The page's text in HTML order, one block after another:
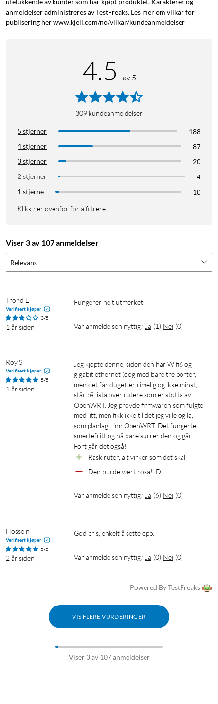
og iOS). Appen kan også brukes til foreldrekontroll,
enhetsprioritering og gjestetilgang. Støtte for sikre
tilkoblinger med WPA, WPA2-personal og WPA/WPA2-
Utstyrt med fire eksterne antenner med beamforming, 4-
porters switch (1 Gb/s, UTP) og en USB-port. Dual-core-
prosessor (4 VPE) med 256 MB arbeidsminne. Konfigureres
via webgrensesnitt eller medfølgende app (iOS og Android).
Aimesh AiProtection Beamforming
anmeldelser administreres av TestFreaks. Les mer om vilkår for
publisering her www.kjell.com/no/vilkar/kundeanmeldelser
4.5 av 5
309 kundeanmeldelser
5 stjerner
188
4 stjerner
87
3 stjerner
20
2 stjerner
4
1 stjerne
10
Klikk her ovenfor for å filtrere
Viser 3 av 107 anmeldelser
Relevans
Trond E
Verifisert kjøper
3/5
1 år siden
Fungerer helt utmerket
Var anmeldelsen nyttig? Ja (1) Nei (0)
Roy S
Verifisert kjøper
5/5
1 år siden
Jeg kjøpte denne, siden den har Wifi6 og
gigabit ethernet (dog med bare tre porter,
men det får duge), er rimelig og ikke minst,
står på lista over rutere som er støtta av
OpenWRT. Jeg prøvde firmwaren som fulgte
med litt, men fikk ikke til det jeg ville og la,
som planlagt, inn OpenWRT. Det fungerte
smertefritt og nå bare surrer den og går.
Fort går det også!
Rask ruter, alt virker som det skal
Den burde vært rosa! :D
Var anmeldelsen nyttig? Ja (6) Nei (0)
Hossein
Verifisert kjøper
5/5
2 år siden
God pris, enkelt å sette opp.
Var anmeldelsen nyttig? Ja (0) Nei (0)
Powered By TestFreaks
VIS FLERE VURDERINGER
Viser 3 av 107 anmeldelser